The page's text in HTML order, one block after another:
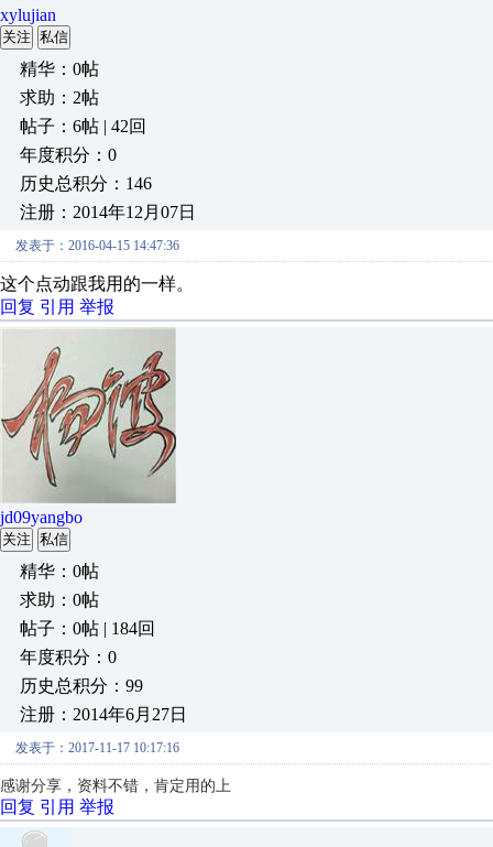
xylujian
关注 私信
精华：0帖
求助：2帖
帖子：6帖 | 42回
年度积分：0
历史总积分：146
注册：2014年12月07日
发表于：2016-04-15 14:47:36
这个点动跟我用的一样。
回复 引用 举报
jd09yangbo
关注 私信
精华：0帖
求助：0帖
帖子：0帖 | 184回
年度积分：0
历史总积分：99
注册：2014年6月27日
发表于：2017-11-17 10:17:16
感谢分享，资料不错，肯定用的上
回复 引用 举报